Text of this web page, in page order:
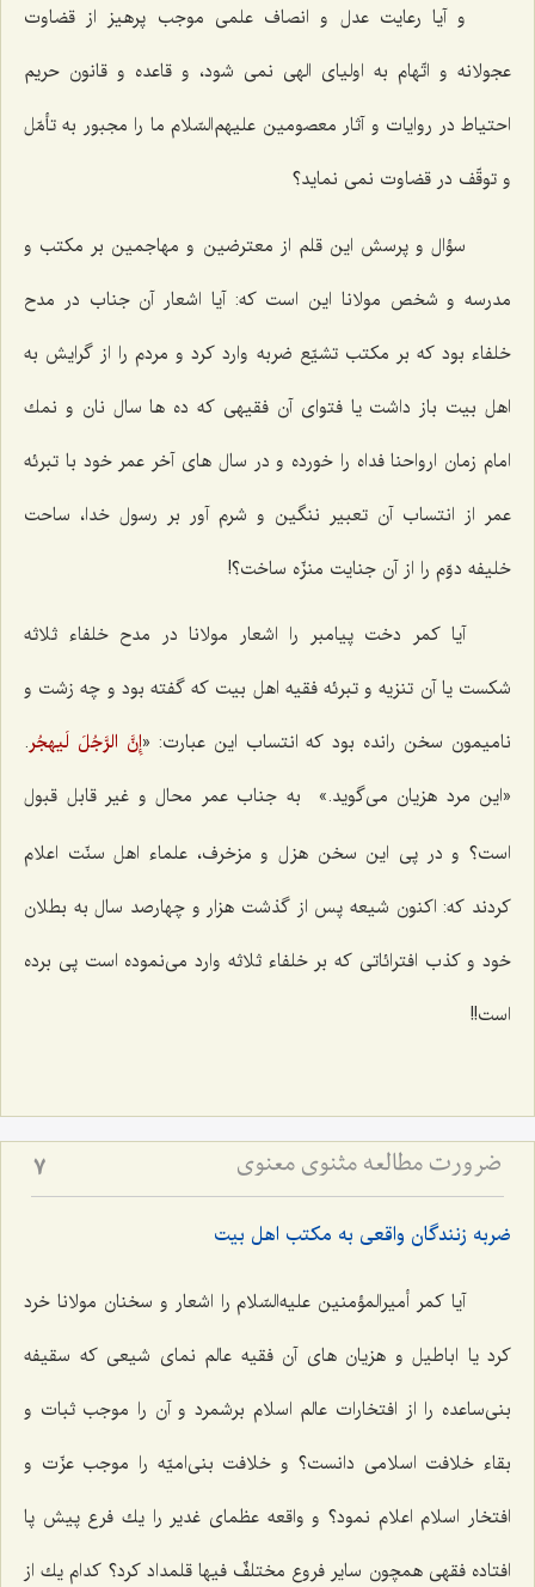
و آيا رعايت عدل و انصاف علمى موجب پرهيز از قضاوت
عجولانه و اتّهام به اولياى الهى نمى ‌شود، و قاعده و قانون حريم
احتياط در روايات و آثار معصومين عليهم‌السّلام ما را مجبور به تأمّل
و توقّف در قضاوت نمى ‌نمايد؟
سؤال و پرسش اين قلم از معترضين و مهاجمين بر مكتب و
مدرسه و شخص مولانا اين است كه: آيا اشعار آن جناب در مدح
خلفاء بود كه بر مكتب تشيّع ضربه وارد كرد و مردم را از گرايش به
اهل بيت باز داشت يا فتواى آن فقيهى كه ده‌ ها سال نان و نمك
امام زمان ارواحنا فداه را خورده و در سال ‌هاى آخر عمر خود با تبرئه
عمر از انتساب آن تعبير ننگين و شرم آور بر رسول خدا، ساحت
خليفه دوّم را از آن جنايت منزّه ساخت؟!
آيا كمر دخت پيامبر را اشعار مولانا در مدح خلفاء ثلاثه
شكست يا آن تنزيه و تبرئه فقيه اهل بيت كه گفته بود و چه زشت و
ناميمون سخن رانده بود كه انتساب اين عبارت: «إِنَّ الرَّجُلَ لَیهجُر.
«اين مرد هزيان مى‌گويد.»
به جناب عمر محال و غير قابل قبول
است؟ و در پى اين سخن هزل و مزخرف، علماء اهل سنّت اعلام
كردند كه: اكنون شيعه پس از گذشت هزار و چهارصد سال به بطلان
خود و كذب افترائاتى كه بر خلفاء ثلاثه وارد مى‌نموده است پى برده
است!!
ضرورت مطالعه مثنوی معنوی 7
ضربه زنندگان واقعی به مکتب اهل بیت
آيا كمر أميرالمؤمنين عليه‌السّلام را اشعار و سخنان مولانا خرد
كرد يا اباطيل و هزيان ‌هاى آن فقيه عالم نماى شيعى كه سقيفه
بنى‌ساعده را از افتخارات‌ عالم اسلام برشمرد و آن را موجب ثبات و
بقاء خلافت اسلامى دانست؟ و خلافت بنى‌اميّه را موجب عزّت و
افتخار اسلام اعلام نمود؟ و واقعه عظماى غدير را يك فرع پيش پا
افتاده فقهى همچون ساير فروع مختلفٌ فيها قلمداد كرد؟ كدام يك از